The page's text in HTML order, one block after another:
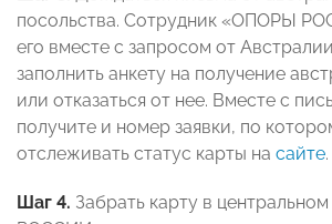
посольства. Сотрудник «ОПОРЫ
его вместе с запросом от
заполнить анкету на получение
или отказаться от нее. Вместе с
получите и номер заявки, по
отслеживать статус карты на сайте.
Шаг 4. Забрать карту в